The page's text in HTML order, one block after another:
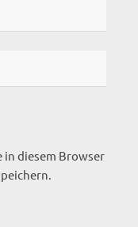
in diesem Browser